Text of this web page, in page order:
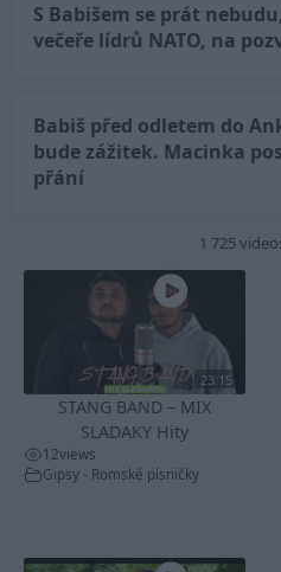
S Babišem se prát
večeře lídrů NATO, na
Babiš před odletem do
bude zážitek. Macinka
přání
1 725
23:15
STANG BAND – MIX
SLADAKY Hity
12views
Gipsy - Romské písničky